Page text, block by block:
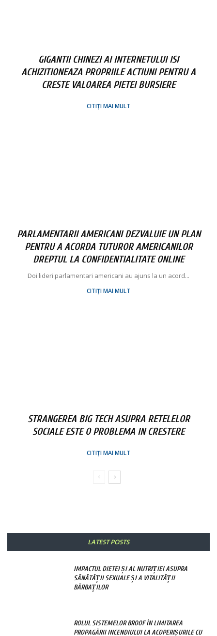
GIGANTII CHINEZI AI INTERNETULUI ISI
ACHIZITIONEAZA PROPRIILE ACTIUNI PENTRU A
CRESTE VALOAREA PIETEI BURSIERE
CITIȚI MAI MULT
PARLAMENTARII AMERICANI DEZVALUIE UN PLAN
PENTRU A ACORDA TUTUROR AMERICANILOR
DREPTUL LA CONFIDENTIALITATE ONLINE
Doi lideri parlamentari americani au ajuns la un acord...
CITIȚI MAI MULT
STRANGEREA BIG TECH ASUPRA RETELELOR
SOCIALE ESTE O PROBLEMA IN CRESTERE
CITIȚI MAI MULT
LATEST POSTS
IMPACTUL DIETEI ȘI AL NUTRIȚIEI ASUPRA
SĂNĂTĂȚII SEXUALE ȘI A VITALITĂȚII
BĂRBAȚILOR
ROLUL SISTEMELOR BROOF ÎN LIMITAREA
PROPAGĂRII INCENDIULUI LA ACOPERIȘURILE CU